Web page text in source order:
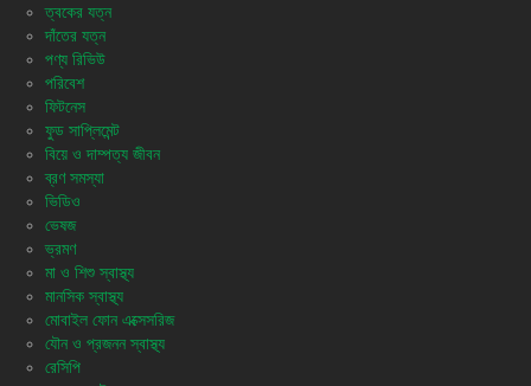
ত্বকের যত্ন
দাঁতের যত্ন
পণ্য রিভিউ
পরিবেশ
ফিটনেস
ফুড সাপ্লিমেন্ট
বিয়ে ও দাম্পত্য জীবন
ব্রণ সমস্যা
ভিডিও
ভেষজ
ভ্রমণ
মা ও শিশু স্বাস্থ্য
মানসিক স্বাস্থ্য
মোবাইল ফোন এক্সেসরিজ
যৌন ও প্রজনন স্বাস্থ্য
রেসিপি